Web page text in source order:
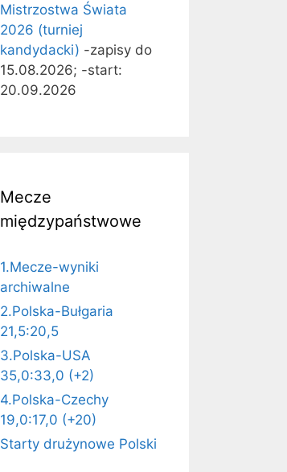
Mistrzostwa Świata
2026 (turniej
kandydacki) -zapisy do
15.08.2026; -start:
20.09.2026
Mecze
międzypaństwowe
1.Mecze-wyniki
archiwalne
2.Polska-Bułgaria
21,5:20,5
3.Polska-USA
35,0:33,0 (+2)
4.Polska-Czechy
19,0:17,0 (+20)
Starty drużynowe Polski